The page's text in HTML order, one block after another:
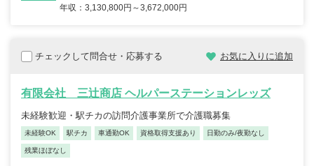
年収：3,130,800円～3,672,000円
チェックして問合せ・応募する お気に入りに追加
有限会社 三辻商店 ヘルパーステーションレッズ
未経験歓迎・駅チカの訪問介護事業所で介護職募集
未経験OK 駅チカ 車通勤OK 資格取得支援あり 日勤のみ/夜勤なし
残業ほぼなし